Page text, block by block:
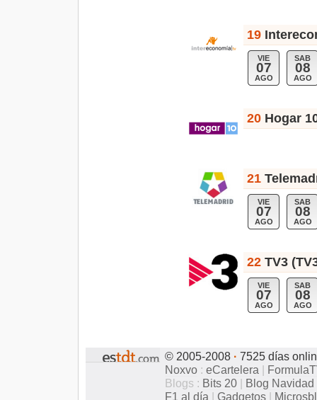
19
VIE
07
AGO
SAB
08
AGO
20 Hogar
21
VIE
07
AGO
SAB
08
AGO
22 TV3
VIE
07
AGO
SAB
08
AGO
© 2005-2008 · 7525 días
Noxvo : eCartelera |
Blogs : Bits 20 | Blog Navidad
F1 al día | Gadgetos |